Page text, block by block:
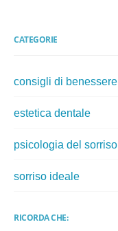
CATEGORIE
consigli di benessere
estetica dentale
psicologia del sorriso
sorriso ideale
RICORDA CHE: